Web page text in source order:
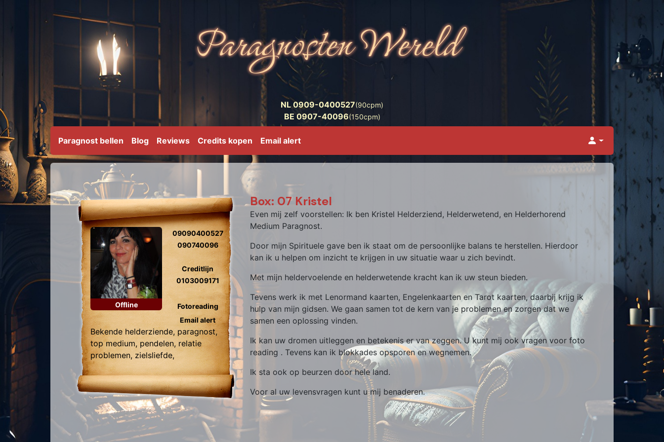
NL 0909-0400527(90cpm)
BE 0907-40096(150cpm)
Paragnost bellen Blog Reviews Credits kopen Email alert
Offline
09090400527
090740096
Creditlijn
0103009171
Fotoreading
Email alert
Bekende helderziende, paragnost,
top medium, pendelen, relatie
problemen, zielsliefde,
tweelingzielen, healing, engelen
contact.
Box: 07 Kristel
Even mij zelf voorstellen: Ik ben Kristel Helderziend, Helderwetend, en Helderhorend
Medium Paragnost.
Door mijn Spirituele gave ben ik staat om de persoonlijke balans te herstellen. Hierdoor
kan ik u helpen om inzicht te krijgen in uw situatie waar u zich bevindt.
Met mijn heldervoelende en helderwetende kracht kan ik uw steun bieden.
Tevens werk ik met Lenormand kaarten, Engelenkaarten en Tarot kaarten, daarbij krijg ik
hulp van mijn gidsen. We gaan samen tot de kern van je problemen en zorgen dat we
samen een oplossing vinden.
Ik kan uw dromen uitleggen en betekenis er van zeggen. U kunt mij ook vragen voor foto
reading . Tevens kan ik blokkades opsporen en wegnemen.
Ik sta ook op beurzen door hele land.
Voor al uw levensvragen kunt u mij benaderen.